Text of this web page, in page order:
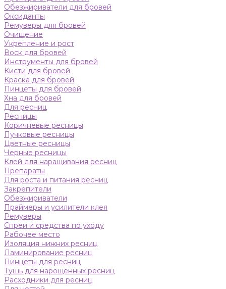
Обезжириватели для бровей
Оксиданты
Ремуверы для бровей
Очищение
Укрепление и рост
Воск для бровей
Инструменты для бровей
Кисти для бровей
Краска для бровей
Пинцеты для бровей
Хна для бровей
Для ресниц
Ресницы
Коричневые ресницы
Пучковые ресницы
Цветные ресницы
Черные ресницы
Клей для наращивания ресниц
Препараты
Для роста и питания ресниц
Закрепители
Обезжириватели
Праймеры и усилители клея
Ремуверы
Спреи и средства по уходу
Рабочее место
Изоляция нижних ресниц
Ламинирование ресниц
Пинцеты для ресниц
Тушь для нарощенных ресниц
Расходники для ресниц